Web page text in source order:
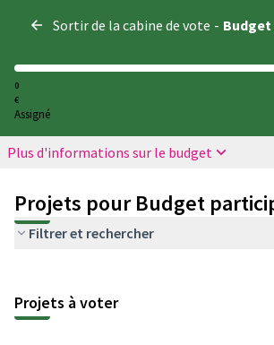
Sortir de la cabine de vote -
0
€
Assigné
Plus d'informations sur le budget
Projets pour Budget
Filtrer et rechercher
Projets à voter